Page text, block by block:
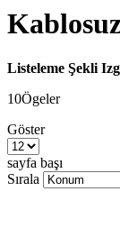
Listeleme Şekli
10Ögeler
Göster
sayfa başı
Sırala